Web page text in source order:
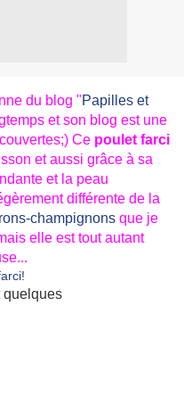
du blog "Papilles et
et son blog est une
Ce poulet farci
et aussi grâce à sa
et la peau
différente de la
champignons que je
elle est tout autant
quelques